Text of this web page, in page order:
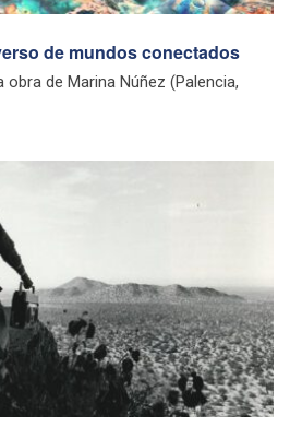
de mundos conectados
obra de Marina Núñez (Palencia,